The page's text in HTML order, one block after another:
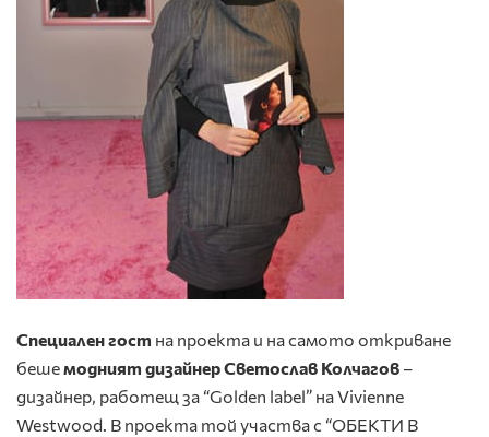
Специален гост на проекта и на самото откриване
бешемодният дизайнер Светослав Колчагов –
дизайнер, работещ за “Golden label” на Vivienne
Westwood. В проекта той участва с “ОБЕКТИ В